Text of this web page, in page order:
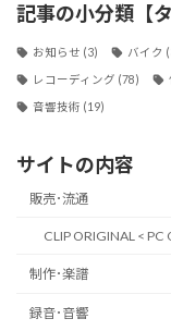
記事の小分類【タ
お知らせ (3) バイク
レコーディング (78)
音響技術 (19)
サイトの内容
販売･流通
CLIP ORIGINAL < PC
制作･楽譜
録音･音響